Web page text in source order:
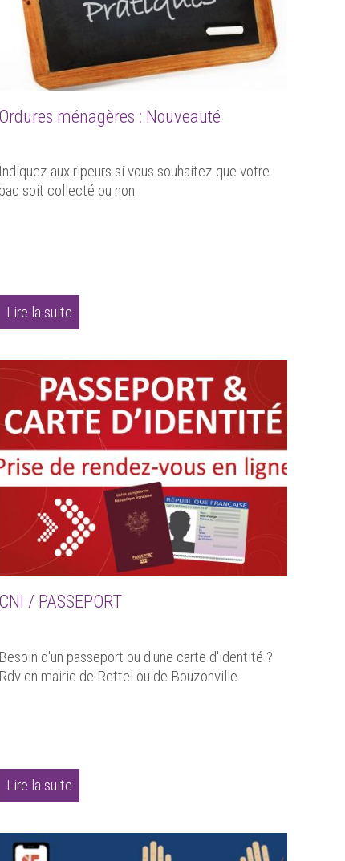
Ordures ménagères : Nouveauté
Indiquez aux ripeurs si vous souhaitez que votre
bac soit collecté ou non
Lire la suite
CNI / PASSEPORT
Besoin d'un passeport ou d'une carte d'identité ?
Rdv en mairie de Rettel ou de Bouzonville
Lire la suite